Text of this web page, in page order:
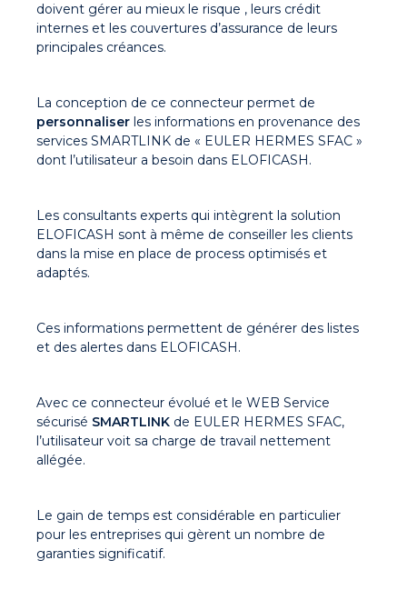
doivent gérer au mieux le risque , leurs crédit
internes et les couvertures d’assurance de leurs
principales créances.
La conception de ce connecteur permet de
personnaliser les informations en provenance des
services SMARTLINK de « EULER HERMES SFAC »
dont l’utilisateur a besoin dans ELOFICASH.
Les consultants experts qui intègrent la solution
ELOFICASH sont à même de conseiller les clients
dans la mise en place de process optimisés et
adaptés.
Ces informations permettent de générer des listes
et des alertes dans ELOFICASH.
Avec ce connecteur évolué et le WEB Service
sécurisé SMARTLINK de EULER HERMES SFAC,
l’utilisateur voit sa charge de travail nettement
allégée.
Le gain de temps est considérable en particulier
pour les entreprises qui gèrent un nombre de
garanties significatif.